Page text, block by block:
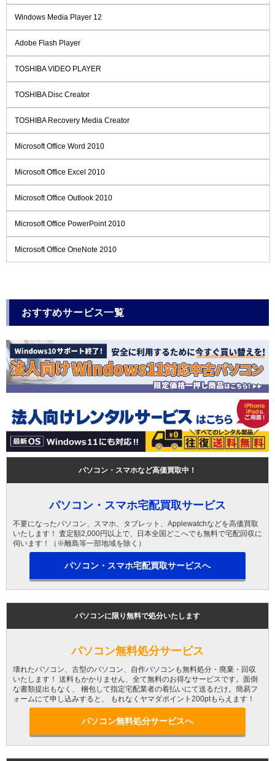
Windows Media Player 12
Adobe Flash Player
TOSHIBA VIDEO PLAYER
TOSHIBA Disc Creator
TOSHIBA Recovery Media Creator
Microsoft Office Word 2010
Microsoft Office Excel 2010
Microsoft Office Outlook 2010
Microsoft Office PowerPoint 2010
Microsoft Office OneNote 2010
おすすめサービス一覧
パソコン・スマホなど高価買取中！
パソコン・スマホ宅配買取サービス
不要になったパソコン、スマホ、タブレット、Applewatchなどを高価買取
いたします！ 査定額2,000円以上で、日本全国どこへでも無料で宅配回収に
伺います！（※離島等一部地域を除く）
パソコン・スマホ宅配買取サービスへ
パソコンに限り無料で処分いたします
パソコン無料処分サービス
壊れたパソコン、古型のパソコン、自作パソコンも無料処分・廃棄・回収
いたします！ 送料もかかりません、全て無料のお得なサービスです。面倒
な書類提出もなく、 梱包して指定宅配業者の着払いにて送るだけ。簡易フ
ォームにて申し込みすると、 もれなくヤマダポイント200ptもらえます！
パソコン無料処分サービスへ